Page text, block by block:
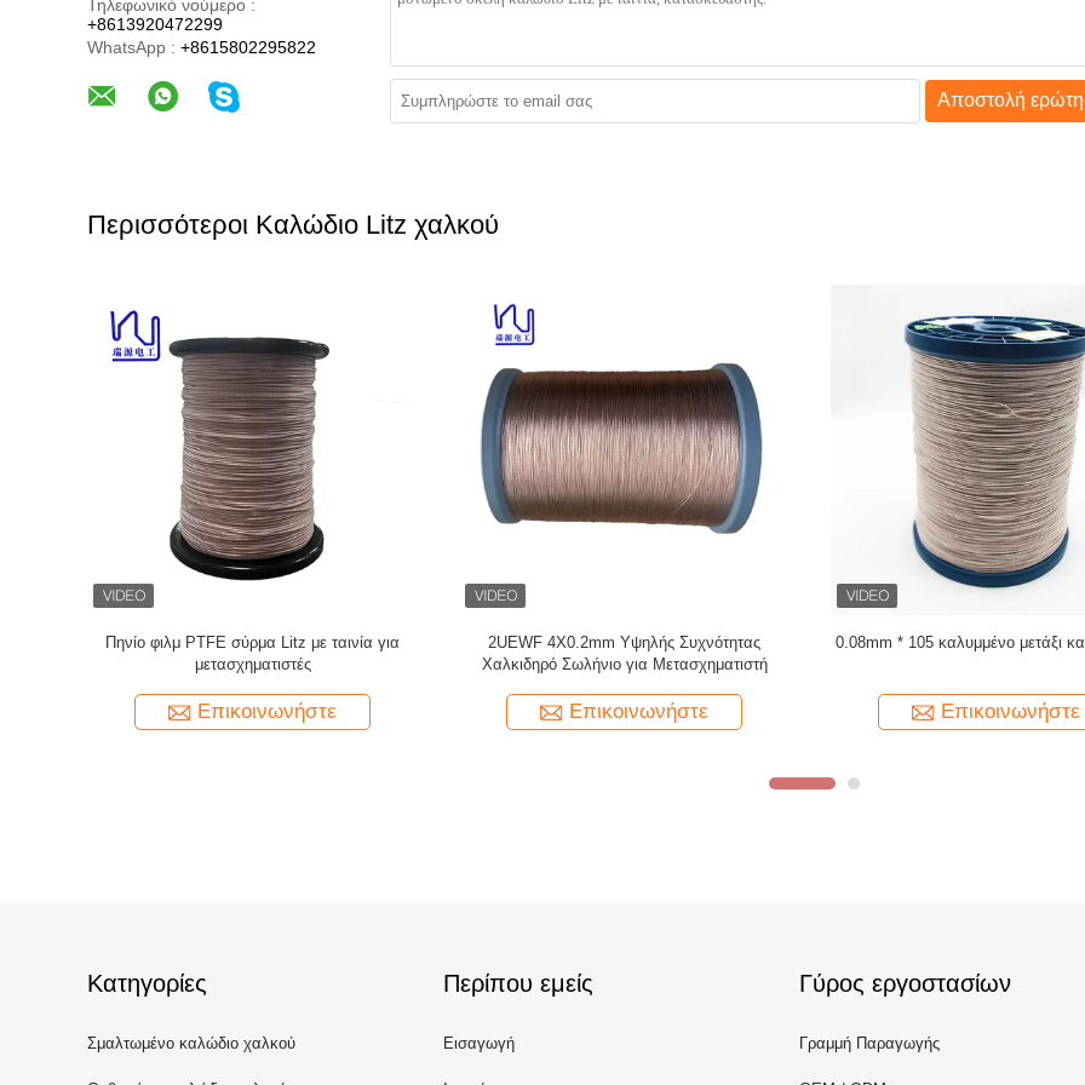
Τηλεφωνικό νούμερο :
+8613920472299
WhatsApp : +8615802295822
Αποστολή
Περισσότεροι Καλώδιο Litz χαλκού
Custom Litz Wire 0,03mmx600/2000 Kapton
Tapeed Copper Litz Wire
Επικοινωνήστε
Σύρμα Litz Tapeed 0,03mmx600 Copper Litz
Wire for Copper
Επικοινωνήστε
USTC-F/H 0.071mm X 375
Επικοινωνήστε
Κατηγορίες
Σμαλτωμένο καλώδιο χαλκού
Περίπου εμείς
Εισαγωγή
Γύρος εργοστασίων
Γραμμή Παραγωγής